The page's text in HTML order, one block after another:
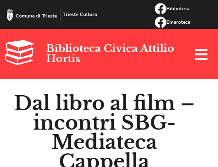
Comune di Trieste Trieste Cultura
Biblioteca
Emeroteca
Biblioteca Civica Attilio
Hortis
Dal libro al film –
incontri SBG-
Mediateca
Cappella